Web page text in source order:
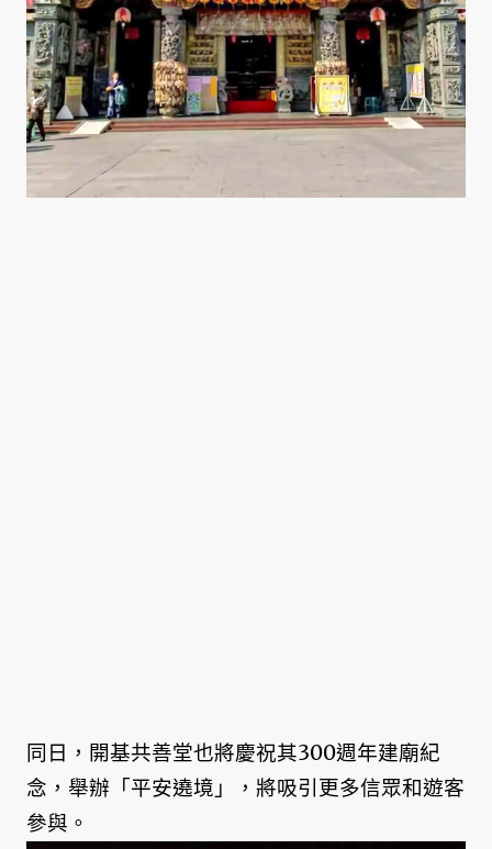
同日，開基共善堂也將慶祝其300週年建廟紀
念，舉辦「平安遶境」，將吸引更多信眾和遊客
參與。